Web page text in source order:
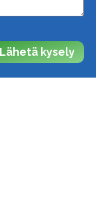
Lähetä kysely